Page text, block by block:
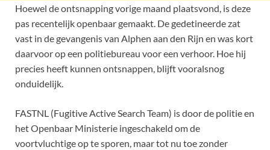
Hoewel de ontsnapping vorige maand plaatsvond, is deze
pas recentelijk openbaar gemaakt. De gedetineerde zat
vast in de gevangenis van Alphen aan den Rijn en was kort
daarvoor op een politiebureau voor een verhoor. Hoe hij
precies heeft kunnen ontsnappen, blijft vooralsnog
onduidelijk.
FASTNL (Fugitive Active Search Team) is door de politie en
het Openbaar Ministerie ingeschakeld om de
voortvluchtige op te sporen, maar tot nu toe zonder